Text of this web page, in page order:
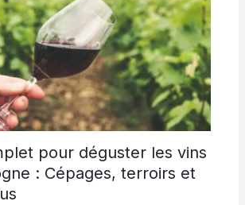
pour déguster les vins
: Cépages, terroirs et